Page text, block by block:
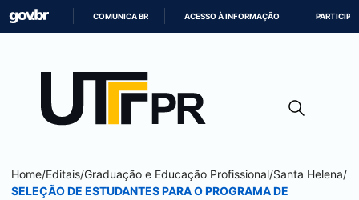
CONTEÚDO
COMUNICA BR ACESSO À INFORMAÇÃO PARTICIPE
Home/Editais/Graduação e Educação Profissional/Santa Helena/
SELEÇÃO DE ESTUDANTES PARA O PROGRAMA DE